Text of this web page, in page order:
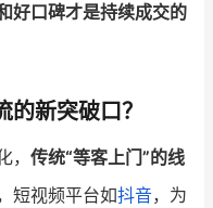
好口碑才是持续成交的
新突破口？
传统“等客上门”的线
短视频平台如抖音，为